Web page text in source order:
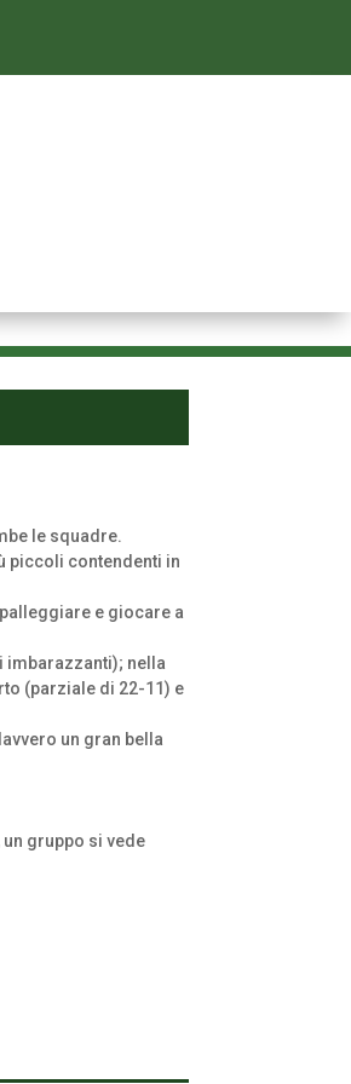
le squadre.
piccoli contendenti in
e giocare a
imbarazzanti); nella
(parziale di 22-11) e
un gran bella
gruppo si vede